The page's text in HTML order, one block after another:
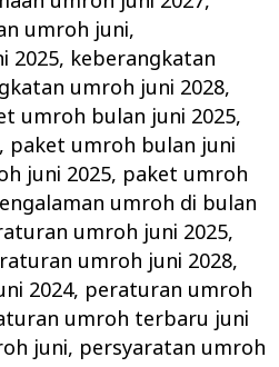
umroh juni,
2025, keberangkatan
umroh juni 2028,
umroh bulan juni 2025,
, paket umroh bulan juni
juni 2025, paket umroh
umroh di bulan
umroh juni 2025,
umroh juni 2028,
2024, peraturan umroh
umroh terbaru juni
juni, persyaratan umroh